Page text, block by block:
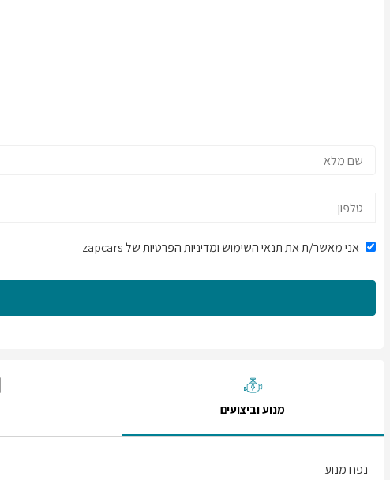
אני מאשר/ת אתתנאי השימוש ומדיניות הפרטיותשל zapcars
מנוע וביצועים
נפח מנוע